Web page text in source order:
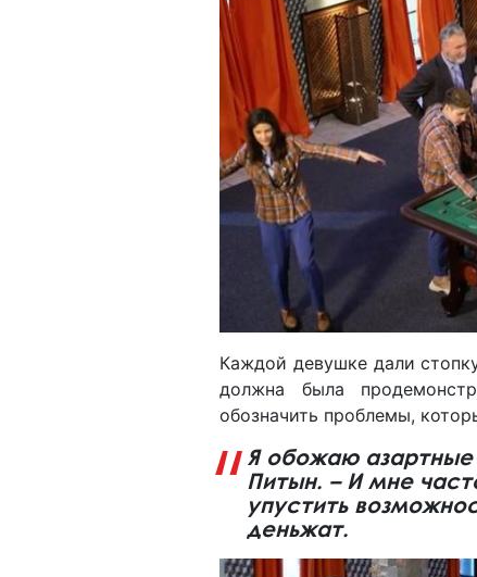
Каждой девушке дали
должна была
обозначить проблемы,
Я обожаю азартные
Питын. – И мне
упустить
деньжат.